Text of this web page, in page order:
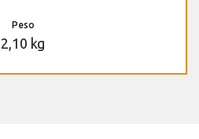
Peso
2,10 kg